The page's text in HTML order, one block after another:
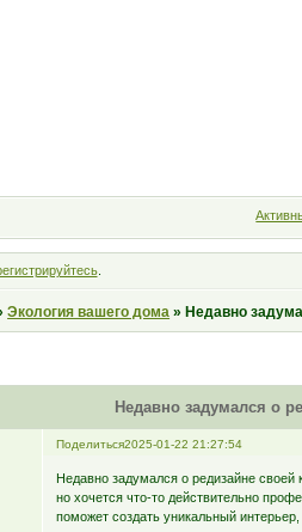
.
Экология вашего дома »Недавно
Недавно задумался о
Поделиться2025-01-22 21:27:54
Недавно задумался о редизайне
но хочется что-то действительно
поможет создать уникальный